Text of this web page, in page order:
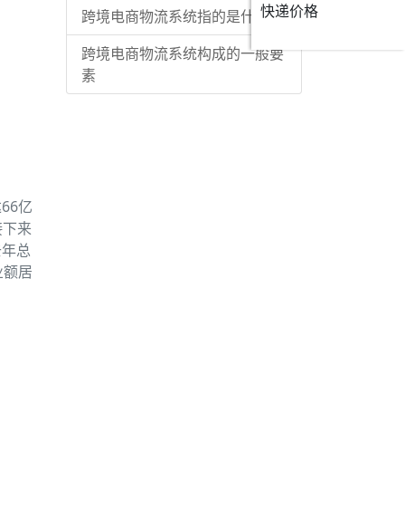
亿
来
总
居
跨境电商物流系统指的是什么呢
跨境电商物流系统构成的一般要
素
快递价格